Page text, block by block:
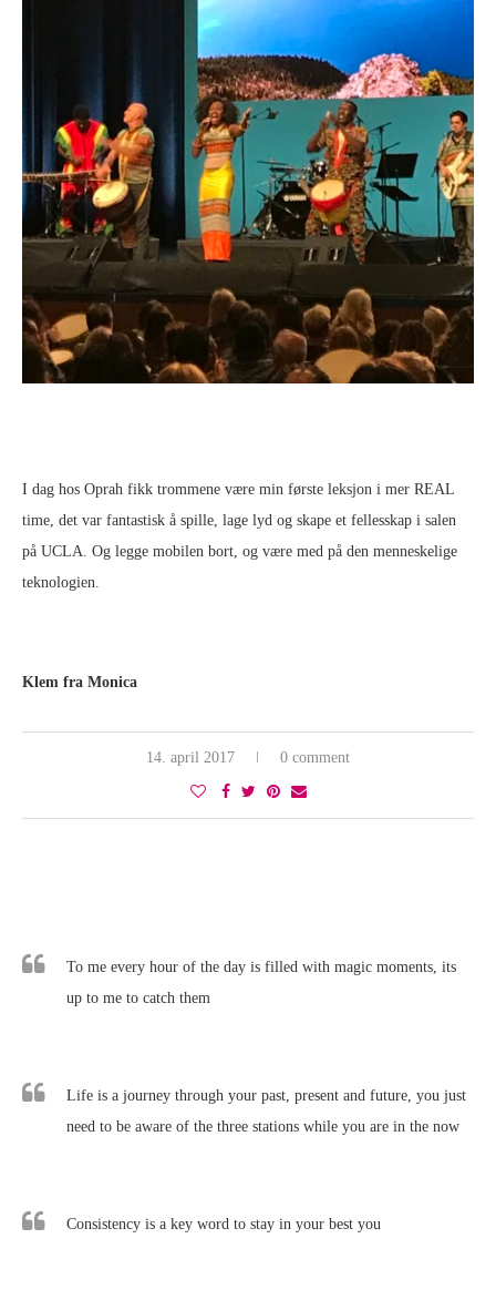
I dag hos Oprah fikk trommene være min første leksjon i mer REAL
time, det var fantastisk å spille, lage lyd og skape et fellesskap i salen
på UCLA. Og legge mobilen bort, og være med på den menneskelige
teknologien.
Klem fra Monica
14. april 2017 0 comment
To me every hour of the day is filled with magic moments, its
up to me to catch them
Life is a journey through your past, present and future, you just
need to be aware of the three stations while you are in the now
Consistency is a key word to stay in your best you